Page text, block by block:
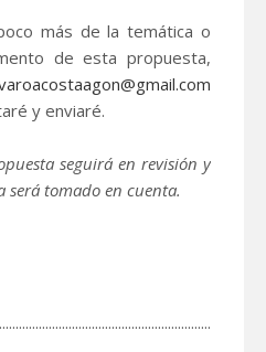
más de la temática o
de esta propuesta,
y enviaré.
seguirá en revisión y
será tomado en cuenta.